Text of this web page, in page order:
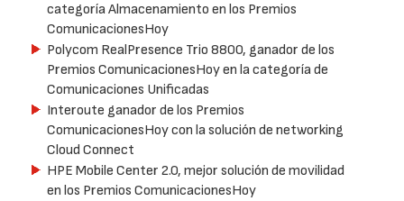
categoría Almacenamiento en los Premios
ComunicacionesHoy
Polycom RealPresence Trio 8800, ganador de los
Premios ComunicacionesHoy en la categoría de
Comunicaciones Unificadas
Interoute ganador de los Premios
ComunicacionesHoy con la solución de networking
Cloud Connect
HPE Mobile Center 2.0, mejor solución de movilidad
en los Premios ComunicacionesHoy